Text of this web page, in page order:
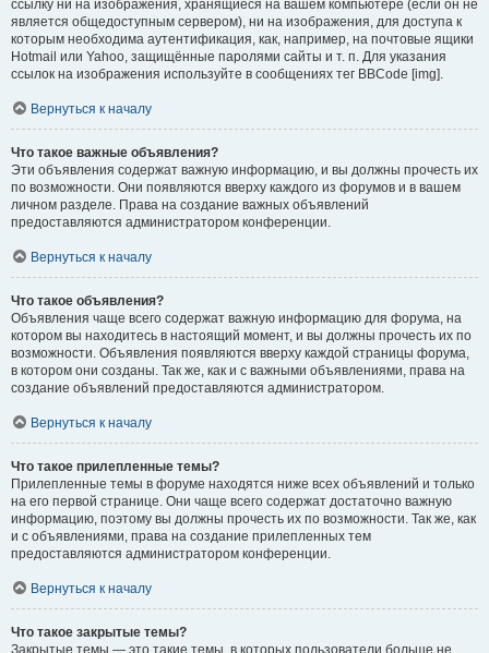
ссылку ни на изображения, хранящиеся на вашем компьютере (если он не
является общедоступным сервером), ни на изображения, для доступа к
которым необходима аутентификация, как, например, на почтовые ящики
Hotmail или Yahoo, защищённые паролями сайты и т. п. Для указания
ссылок на изображения используйте в сообщениях тег BBCode [img].
Вернуться к началу
Что такое важные объявления?
Эти объявления содержат важную информацию, и вы должны прочесть их
по возможности. Они появляются вверху каждого из форумов и в вашем
личном разделе. Права на создание важных объявлений
предоставляются администратором конференции.
Вернуться к началу
Что такое объявления?
Объявления чаще всего содержат важную информацию для форума, на
котором вы находитесь в настоящий момент, и вы должны прочесть их по
возможности. Объявления появляются вверху каждой страницы форума,
в котором они созданы. Так же, как и с важными объявлениями, права на
создание объявлений предоставляются администратором.
Вернуться к началу
Что такое прилепленные темы?
Прилепленные темы в форуме находятся ниже всех объявлений и только
на его первой странице. Они чаще всего содержат достаточно важную
информацию, поэтому вы должны прочесть их по возможности. Так же, как
и с объявлениями, права на создание прилепленных тем
предоставляются администратором конференции.
Вернуться к началу
Что такое закрытые темы?
Закрытые темы — это такие темы, в которых пользователи больше не